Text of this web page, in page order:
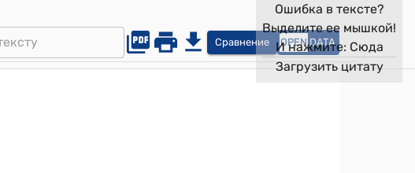
Сравнение OPEN DATA
Ошибка в тексте?
Выделите ее мышкой!
И нажмите: Сюда
Загрузить цитату